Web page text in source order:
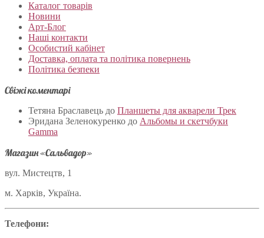
Каталог товарів
Новини
Арт-Блог
Наші контакти
Особистий кабінет
Доставка, оплата та політика повернень
Політика безпеки
Свіжі коментарі
Тетяна Браславець до Планшеты для акварели Трек
Эридана Зеленокуренко до Альбомы и скетчбуки
Gamma
Магазин «Сальвадор»
вул. Мистецтв, 1
м. Харків, Україна.
Телефони: